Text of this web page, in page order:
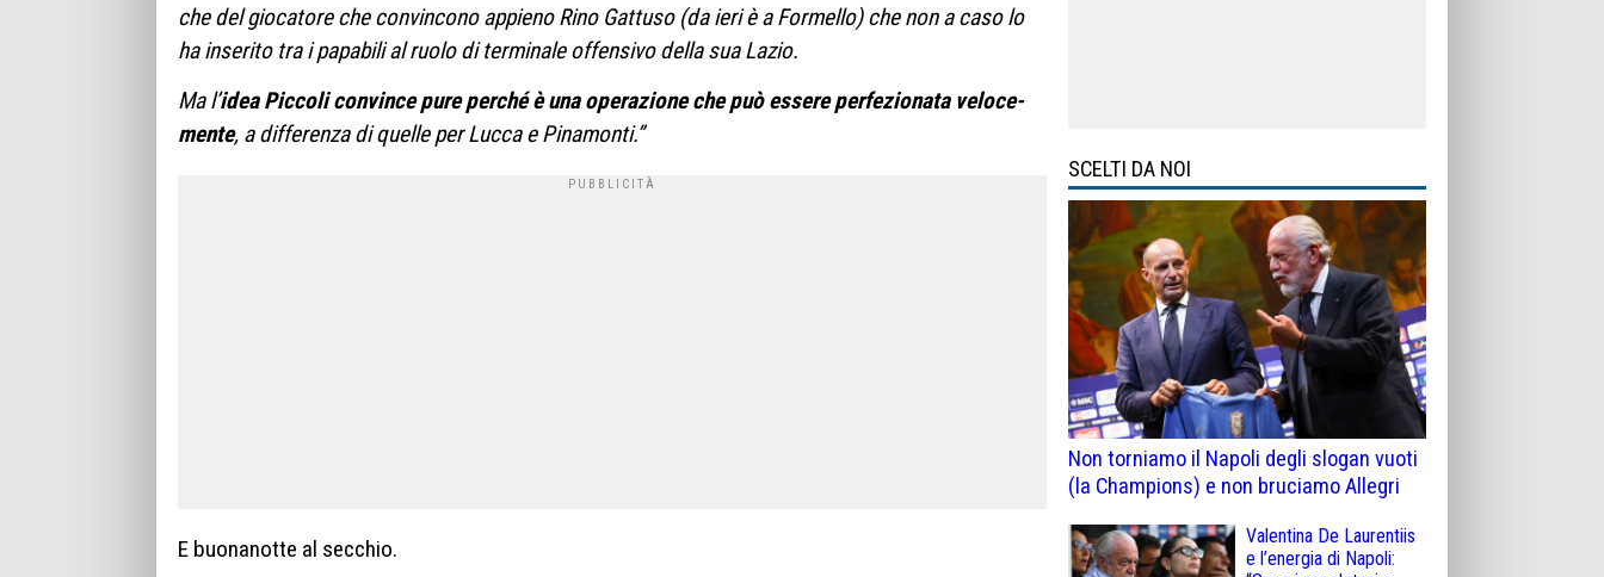
che del gio­ca­tore che con­vin­cono appieno Rino Gat­tuso (da ieri è a For­mello) che non a caso lo
ha inse­rito tra i papa­bili al ruolo di ter­mi­nale offen­sivo della sua Lazio.
Ma l’idea Pic­coli con­vince pure per­ché è una ope­ra­zione che può essere per­fe­zio­nata velo­ce­
mente, a dif­fe­renza di quelle per Lucca e Pinamonti.”
E buonanotte al secchio.
SCELTI DA NOI
Non torniamo il Napoli degli slogan vuoti
(la Champions) e non bruciamo Allegri
Valentina De Laurentiis
e l’energia di Napoli: